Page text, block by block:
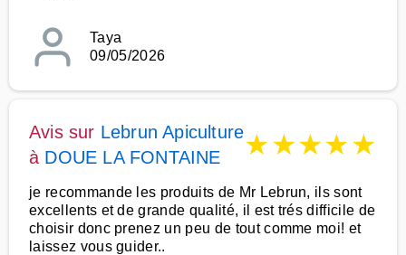
Taya
09/05/2026
Avis sur Lebrun Apiculture
à DOUE LA FONTAINE ★★★★★
je recommande les produits de Mr Lebrun, ils sont
excellents et de grande qualité, il est trés difficile de
choisir donc prenez un peu de tout comme moi! et
laissez vous guider..